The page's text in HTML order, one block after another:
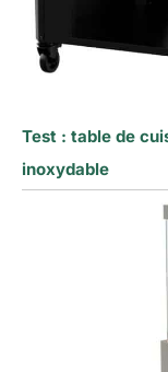
Test : table de
inoxydable